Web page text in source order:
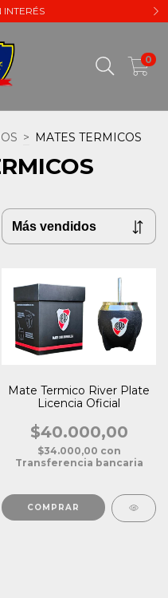
INTERÉS
0
> MATES TERMICOS
Mate Termico River Plate
Licencia Oficial
$40.000,00
$34.000,00 con
Transferencia bancaria